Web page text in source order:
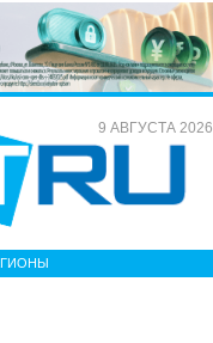
9 АВГУСТА 2026